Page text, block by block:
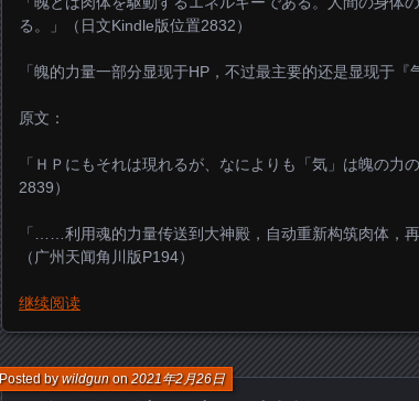
る。」（日文Kindle版位置2832）
「魄的力量一部分显现于HP，不过最主要的还是显现于『
原文：
「ＨＰにもそれは現れるが、なによりも「気」は魄の力
2839）
「……利用魂的力量传送到大神殿，自动重新构筑肉体，
（广州天闻角川版P194）
继续阅读
Posted bywildgunon2021年2月26日